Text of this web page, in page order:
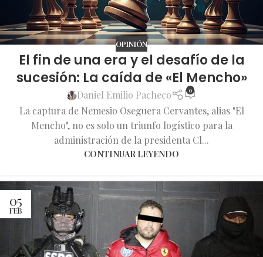
OPINIÓN
El fin de una era y el desafío de la
sucesión: La caída de «El Mencho»
Daniel Emilio Pacheco 0
La captura de Nemesio Oseguera Cervantes, alias "El
Mencho", no es solo un triunfo logístico para la
administración de la presidenta Cl...
CONTINUAR LEYENDO
05
FEB